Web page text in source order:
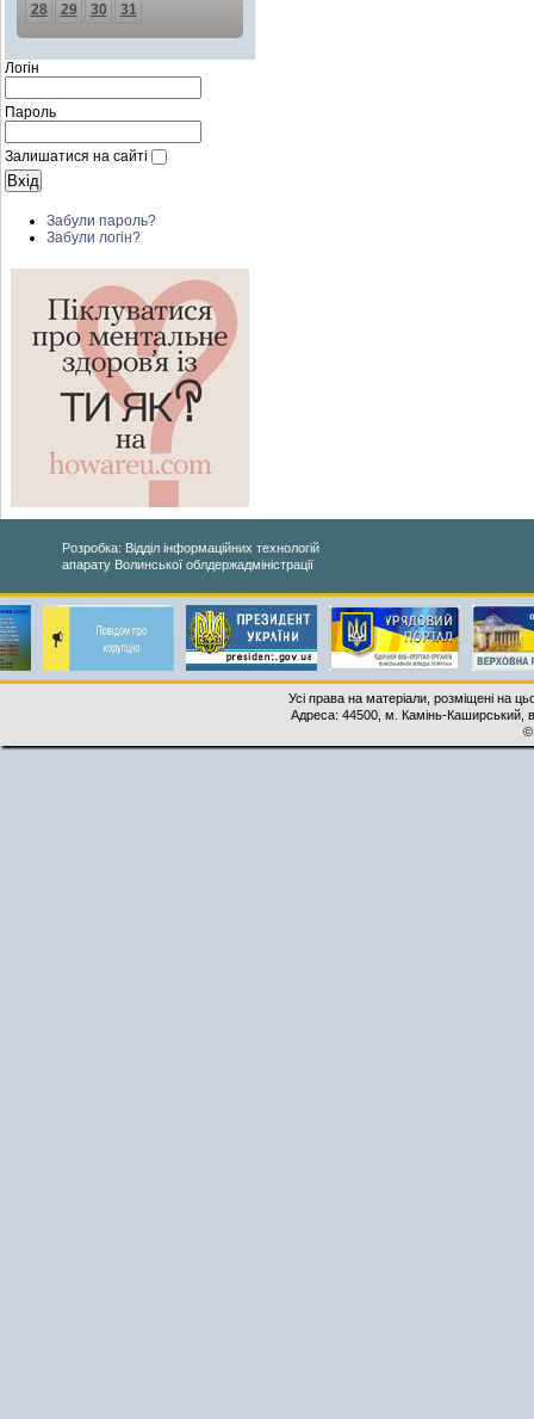
28
29 30 31
Логін
Пароль
Залишатися на сайті
Забули пароль?
Забули логін?
Розробка: Відділ інформаційних технологій
апарату Волинської облдержадміністрації
Усі права на матеріали, розміщені на
Адреса: 44500, м. Камінь-Каширський,
©